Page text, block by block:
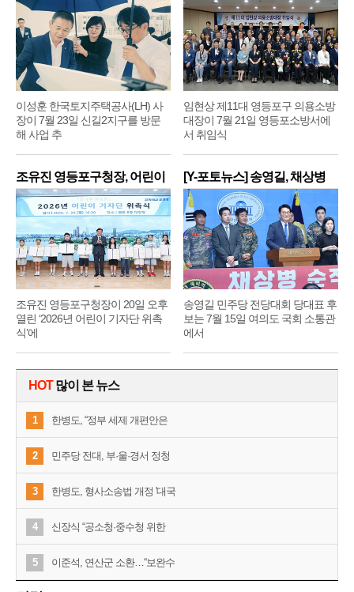
이성훈 한국토지주택공사(LH) 사
장이 7월 23일 신길2지구를 방문
해 사업 추
임현상 제11대 영등포구 의용소방
대장이 7월 21일 영등포소방서에
서 취임식
조유진 영등포구청장, 어린이
기
조유진 영등포구청장이 20일 오후
열린 ‘2026년 어린이 기자단 위촉
식’에
[Y-포토뉴스] 송영길, 채상병
순
송영길 민주당 전당대회 당대표 후
보는 7월 15일 여의도 국회 소통관
에서
HOT많이 본 뉴스
1 한병도, “정부 세제 개편안은
2 민주당 전대, 부·울·경서 정청
3 한병도, 형사소송법 개정 '대국
4 신장식 “공소청·중수청 위한
5 이준석, 연산군 소환…“보완수